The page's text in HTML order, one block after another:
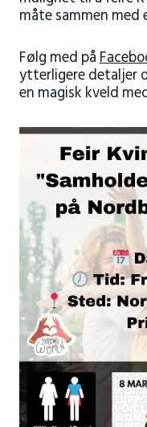
måte sammen
Følg med på
ytterligere detaljer
en magisk kveld